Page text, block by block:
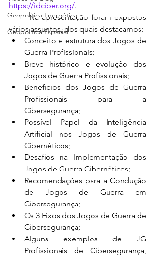
Geopolítica Energética
Geopolítica Espacial
https://idciber.org/.
	Na apresentação foram expostos
vários assuntos, dos quais destacamos:
Conceito e estrutura dos Jogos de
Guerra Profissionais;
Breve histórico e evolução dos
Jogos de Guerra Profissionais;
Benefícios dos Jogos de Guerra
Profissionais para a
Cibersegurança;
Possível Papel da Inteligência
Artificial nos Jogos de Guerra
Cibernéticos;
Desafios na Implementação dos
Jogos de Guerra Cibernéticos;
Recomendações para a Condução
de Jogos de Guerra em
Cibersegurança;
Os 3 Eixos dos Jogos de Guerra de
Cibersegurança;
Alguns exemplos de JG
Profissionais de Cibersegurança,